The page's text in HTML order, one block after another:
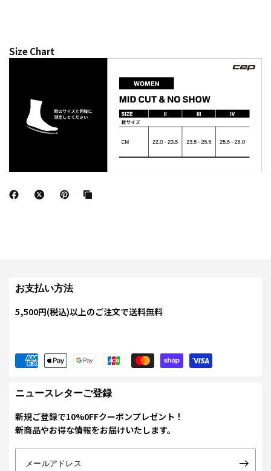
Size Chart
お支払い方法
5,500円(税込)以上のご注文で送料無料
ニュースレターご登録
新規ご登録で10%0FFクーポンプレゼント！
新商品やお得な情報をお届けいたします。
メールアドレス